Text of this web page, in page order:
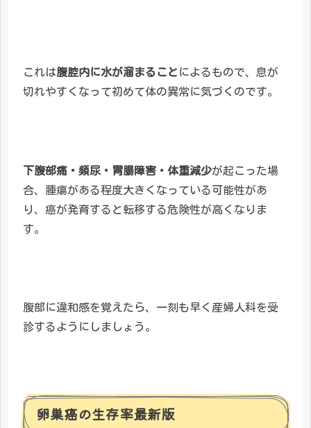
これは腹腔内に水が溜まること によるもので、息が
切れやすくなって初めて体の異常に気づくのです。
下腹部痛・頻尿・胃腸障害・体重減少が起こった場
合、腫瘍がある程度大きくなっている可能性があ
り、癌が発育すると転移する危険性が高くなりま
す。
腹部に違和感を覚えたら、一刻も早く産婦人科を受
診するようにしましょう。
卵巣癌の生存率最新版